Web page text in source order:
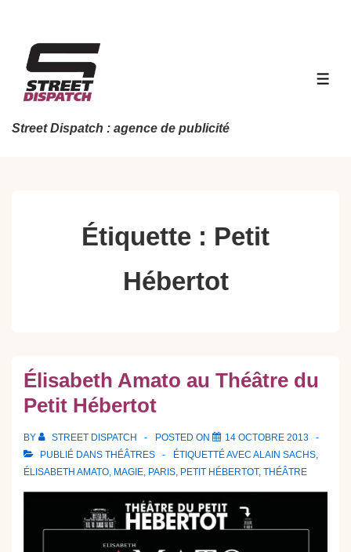
contenu
principal
Street Dispatch : agence de publicité
Étiquette : Petit
Hébertot
Élisabeth Amato au Théâtre du
Petit Hébertot
BY STREET DISPATCH POSTED ON
14 OCTOBRE 2013
PUBLIÉ DANS THÉÂTRES ÉTIQUETTÉ AVEC ALAIN SACHS,
ÉLISABETH AMATO, MAGIE, PARIS, PETIT HÉBERTOT, THÉÂTRE